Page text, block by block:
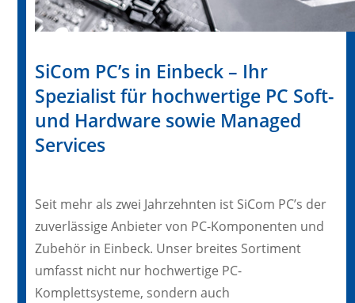
SiCom PC’s in Einbeck – Ihr
Spezialist für hochwertige PC Soft-
und Hardware sowie Managed
Services
Seit mehr als zwei Jahrzehnten ist SiCom PC’s der
zuverlässige Anbieter von PC-Komponenten und
Zubehör in Einbeck. Unser breites Sortiment
umfasst nicht nur hochwertige PC-
Komplettsysteme, sondern auch